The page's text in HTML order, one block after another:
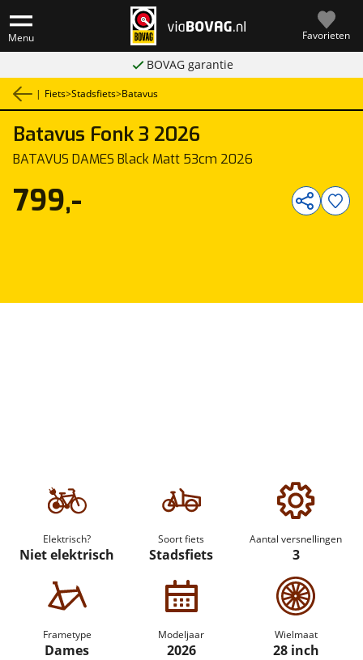
Menu Favorieten
BOVAG garantie
| Fiets>Stadsfiets>Batavus
Batavus Fonk 3 2026
BATAVUS DAMES Black Matt 53cm 2026
Elektrisch?
Niet elektrisch
Soort fiets
Stadsfiets
Aantal versnellingen
3
Frametype
Dames
Modeljaar
2026
Wielmaat
28 inch
799,-